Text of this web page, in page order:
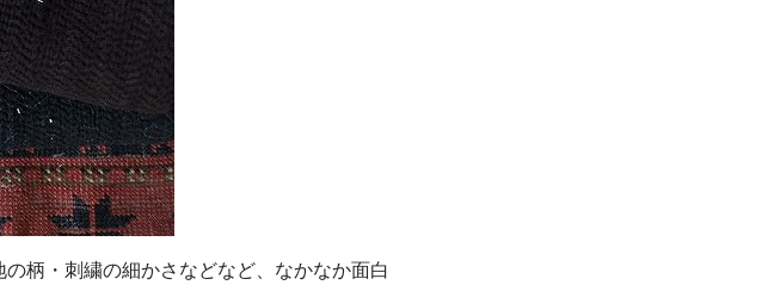
柄・刺繍の細かさなどなど、なかなか面白